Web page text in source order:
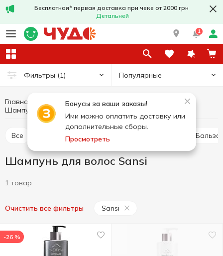
Бесплатная* первая доставка при чеке от 2000 грн
Детальней
1
Фильтры (1) Популярные
Бонусы за ваши заказы!
Ими можно оплатить доставку или
дополнительные сборы.
Просмотреть
Главная Гигиена и уход
Уход за волосами
Шампунь для волос
Все Шампунь для волос
Шампунь для волос Sansi
1 товар
Очистить все фильтры Sansi
-26 %